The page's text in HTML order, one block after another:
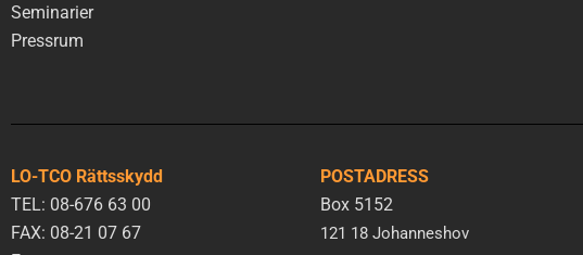
Seminarier
Pressrum
LO-TCO Rättsskydd
TEL: 08-676 63 00
FAX: 08-21 07 67
POSTADRESS
Box 5152
121 18 Johanneshov